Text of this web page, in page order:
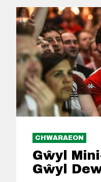
CHWARAEON
Gŵyl
Gŵyl